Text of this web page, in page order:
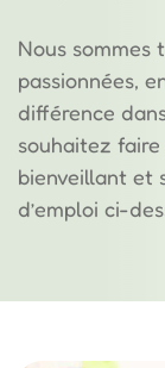
Nous sommes
passionnées,
différence
souhaitez
bienveillant et
d’emploi ci-